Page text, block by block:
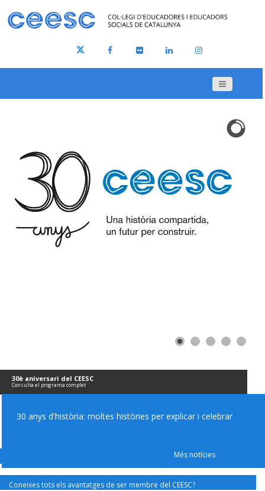
30è aniversari del CEESC
Consulta el programa complet
30 anys d'història: moltes històries per explicar i celebrar
Més notícies
Coneixes tots els avantatges de ser membre del CEESC?